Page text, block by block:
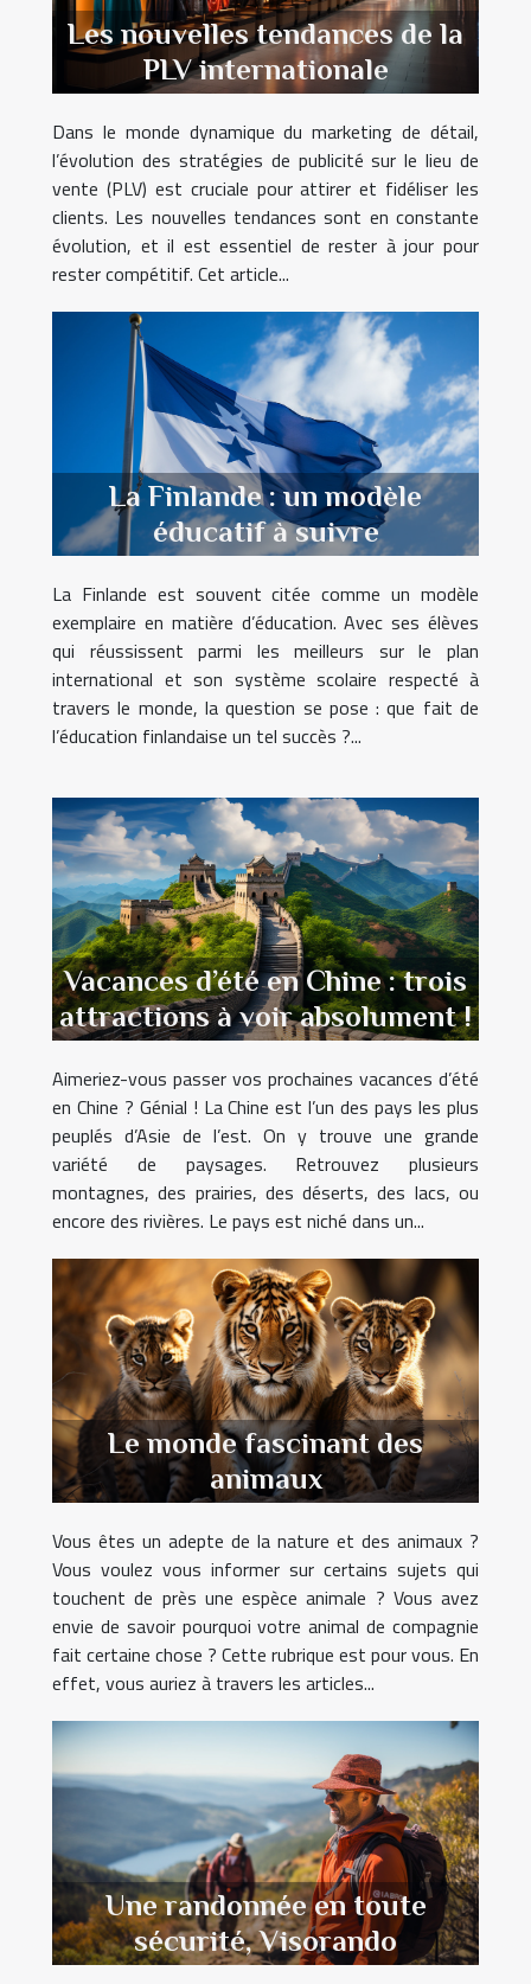
Les nouvelles tendances de la
PLV internationale
Dans le monde dynamique du marketing de détail,
l’évolution des stratégies de publicité sur le lieu de
vente (PLV) est cruciale pour attirer et fidéliser les
clients. Les nouvelles tendances sont en constante
évolution, et il est essentiel de rester à jour pour
rester compétitif. Cet article...
La Finlande : un modèle
éducatif à suivre
La Finlande est souvent citée comme un modèle
exemplaire en matière d’éducation. Avec ses élèves
qui réussissent parmi les meilleurs sur le plan
international et son système scolaire respecté à
travers le monde, la question se pose : que fait de
l’éducation finlandaise un tel succès ?...
Vacances d’été en Chine : trois
attractions à voir absolument !
Aimeriez-vous passer vos prochaines vacances d’été
en Chine ? Génial ! La Chine est l’un des pays les plus
peuplés d’Asie de l’est. On y trouve une grande
variété de paysages. Retrouvez plusieurs
montagnes, des prairies, des déserts, des lacs, ou
encore des rivières. Le pays est niché dans un...
Le monde fascinant des
animaux
Vous êtes un adepte de la nature et des animaux ?
Vous voulez vous informer sur certains sujets qui
touchent de près une espèce animale ? Vous avez
envie de savoir pourquoi votre animal de compagnie
fait certaine chose ? Cette rubrique est pour vous. En
effet, vous auriez à travers les articles...
Une randonnée en toute
sécurité, Visorando